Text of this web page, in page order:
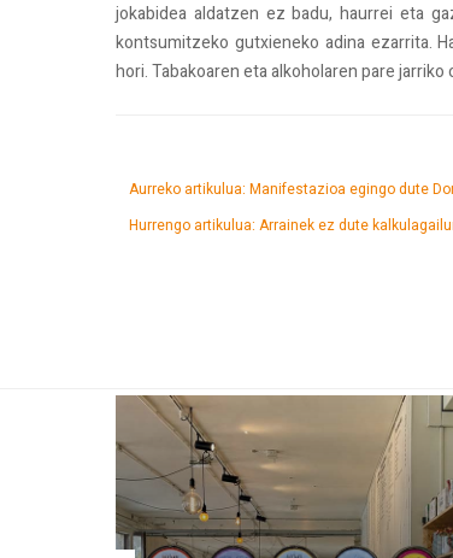
jokabidea aldatzen ez badu, haurrei eta
kontsumitzeko gutxieneko adina ezarrita.
hori. Tabakoaren eta alkoholaren pare
Aurreko artikulua: Manifestazioa egingo dute
Hurrengo artikulua: Arrainek ez dute